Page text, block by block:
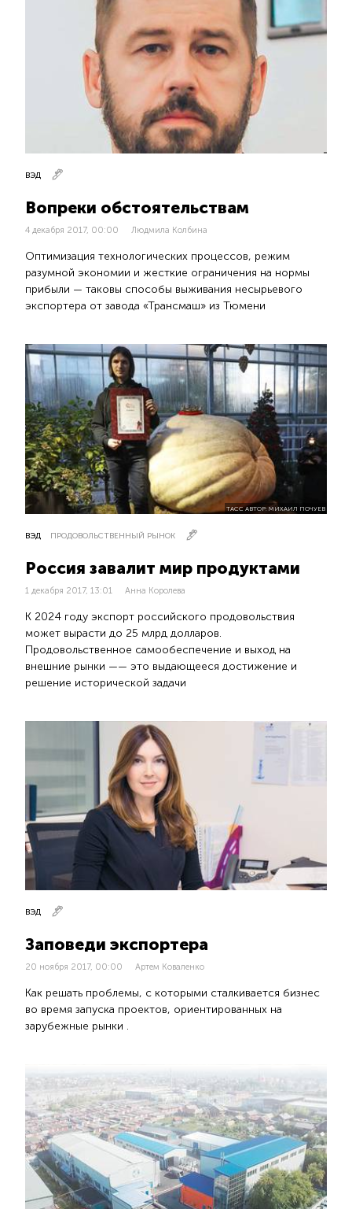
ВЭД
Вопреки обстоятельствам
4 декабря 2017, 00:00 Людмила Колбина
Оптимизация технологических процессов, режим
разумной экономии и жесткие ограничения на нормы
прибыли — таковы способы выживания несырьевого
экспортера от завода «Трансмаш» из Тюмени
ТАСС АВТОР: МИХАИЛ ПОЧУЕВ
ВЭД ПРОДОВОЛЬСТВЕННЫЙ РЫНОК
Россия завалит мир продуктами
1 декабря 2017, 13:01 Анна Королева
К 2024 году экспорт российского продовольствия
может вырасти до 25 млрд долларов.
Продовольственное самообеспечение и выход на
внешние рынки —— это выдающееся достижение и
решение исторической задачи
ВЭД
Заповеди экспортера
20 ноября 2017, 00:00 Артем Коваленко
Как решать проблемы, с которыми сталкивается бизнес
во время запуска проектов, ориентированных на
зарубежные рынки .